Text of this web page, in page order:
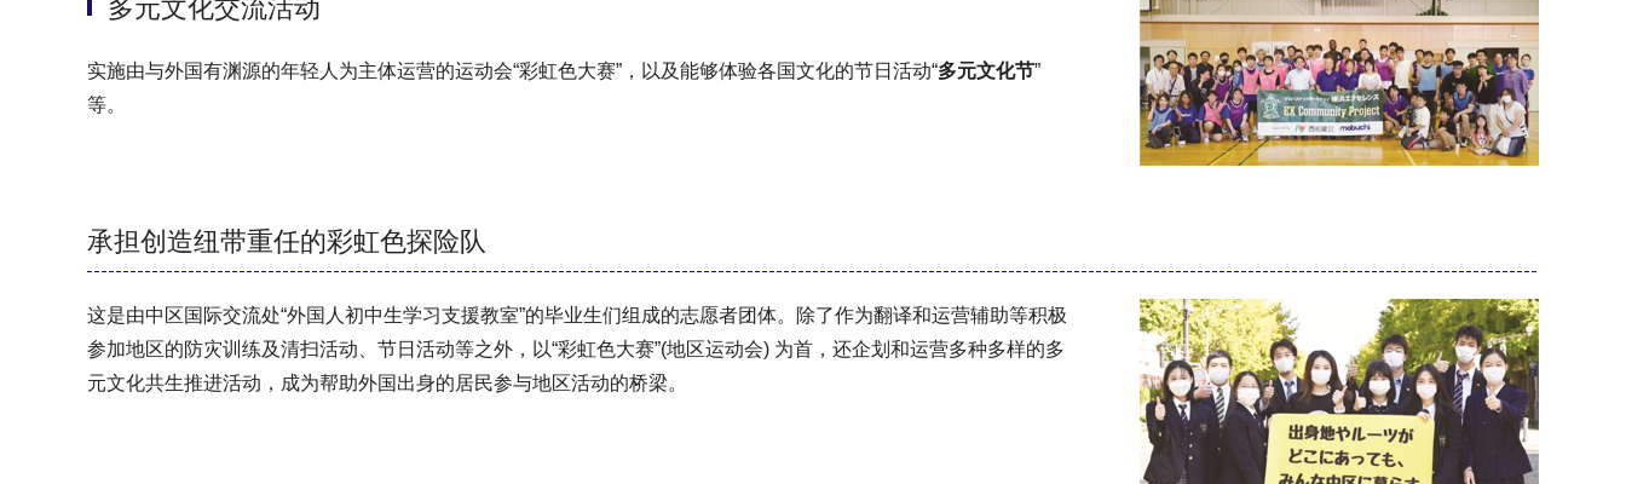
多元文化交流活动
实施由与外国有渊源的年轻人为主体运营的运动会“彩虹色大赛”，以及能够体验各国文化的节日活动“多元文化节”
等。
承担创造纽带重任的彩虹色探险队
这是由中区国际交流处“外国人初中生学习支援教室”的毕业生们组成的志愿者团体。除了作为翻译和运营辅助等积极
参加地区的防灾训练及清扫活动、节日活动等之外，以“彩虹色大赛”(地区运动会) 为首，还企划和运营多种多样的多
元文化共生推进活动，成为帮助外国出身的居民参与地区活动的桥梁。